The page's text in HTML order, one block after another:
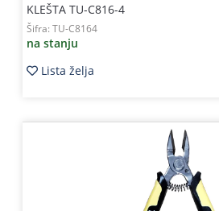
KLEŠTA TU-C816-4
Šifra: TU-C8164
na stanju
Lista želja